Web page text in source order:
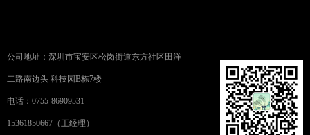
公司地址：深圳市宝安区松岗街道东方社区田洋
二路南边头 科技园B栋7楼
电话：0755-86909531
15361850667（王经理）